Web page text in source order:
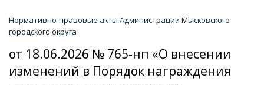
Нормативно-правовые акты Администрации Мысковского
городского округа
от 18.06.2026 № 765-нп «О внесении
изменений в Порядок награждения